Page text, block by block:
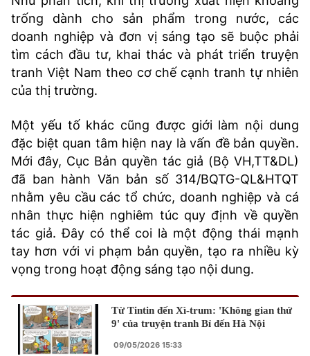
trống dành cho sản phẩm trong nước, các
doanh nghiệp và đơn vị sáng tạo sẽ buộc phải
tìm cách đầu tư, khai thác và phát triển truyện
tranh Việt Nam theo cơ chế cạnh tranh tự nhiên
của thị trường.
Một yếu tố khác cũng được giới làm nội dung
đặc biệt quan tâm hiện nay là vấn đề bản quyền.
Mới đây, Cục Bản quyền tác giả (Bộ VH,TT&DL)
đã ban hành Văn bản số 314/BQTG-QL&HTQT
nhằm yêu cầu các tổ chức, doanh nghiệp và cá
nhân thực hiện nghiêm túc quy định về quyền
tác giả. Đây có thể coi là một động thái mạnh
tay hơn với vi phạm bản quyền, tạo ra nhiều kỳ
vọng trong hoạt động sáng tạo nội dung.
Từ Tintin đến Xì-trum: 'Không gian thứ
9' của truyện tranh Bỉ đến Hà Nội
09/05/2026 15:33